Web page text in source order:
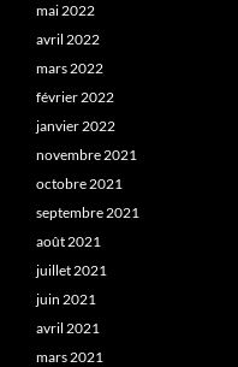
mai 2022
avril 2022
mars 2022
février 2022
janvier 2022
novembre 2021
octobre 2021
septembre 2021
août 2021
juillet 2021
juin 2021
avril 2021
mars 2021